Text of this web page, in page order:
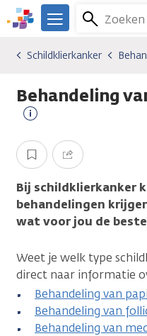
Overslaan
en
gaan
We
er
je.
Kanker.nl
Zoeken
Menu
Kankersoorten
Schildklierkanker
Behandelingen
Schildklierkanker
Behandeling
informatie
Opslaan Delen
Bij schildklierkanker
behandelingen
wat voor jou de
Weet je welk type
direct naar informatie
Behandeling van
Behandeling van
Behandeling van